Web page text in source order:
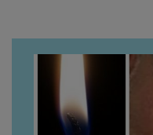
denigrez.”